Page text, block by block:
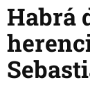
Habrá